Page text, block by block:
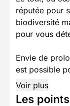
réputée pour
biodiversité
pour vous
Envie de
est possible
Voir plus
Les